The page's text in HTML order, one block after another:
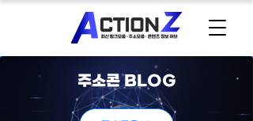
주소콘 BLOG